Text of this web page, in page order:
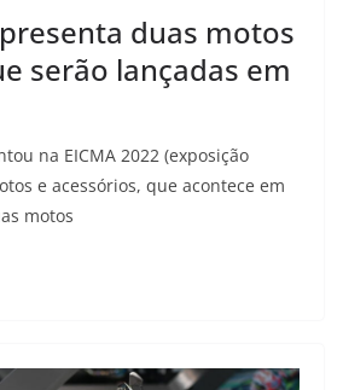
duas motos
serão lançadas em
na EICMA 2022 (exposição
e acessórios, que acontece em
motos